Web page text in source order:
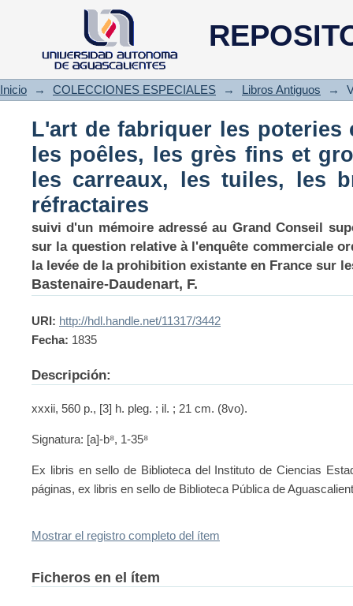
L'art de fabriquer les
fins et grossiers, les
ordinaires et réfractaires
Inicio → COLECCIONES ESPECIALES → Libros Antiguos →
L'art de fabriquer les poteries
les poêles, les grès fins et
les carreaux, les tuiles, les
réfractaires
suivi d'un mémoire adressé au Grand Conseil
sur la question relative à l'enquête commerciale
la levée de la prohibition existante en France sur
Bastenaire-Daudenart, F.
URI: http://hdl.handle.net/11317/3442
Fecha: 1835
Descripción:
xxxii, 560 p., [3] h. pleg. ; il. ; 21 cm. (8vo).
Signatura: [a]-b⁸, 1-35⁸
Ex libris en sello de Biblioteca del Instituto de Ciencias
páginas, ex libris en sello de Biblioteca Pública de
Mostrar el registro completo del ítem
Ficheros en el ítem